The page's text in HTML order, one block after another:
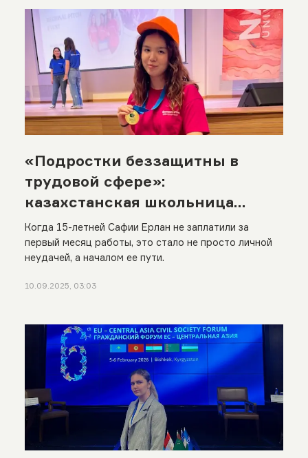
«Подростки беззащитны в
трудовой сфере»:
казахстанская школьница
создала мобильное
приложение для сверстников
по поиску работы
Когда 15-летней Сафии Ерлан не заплатили за
первый месяц работы, это стало не просто личной
неудачей, а началом ее пути.
10.09.2025, 03:03